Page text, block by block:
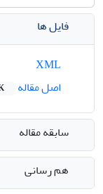
فایل ها
اصل مقاله
سابقه مقاله
هم رسانی